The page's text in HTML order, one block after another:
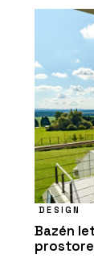
DESIGN
Bazén